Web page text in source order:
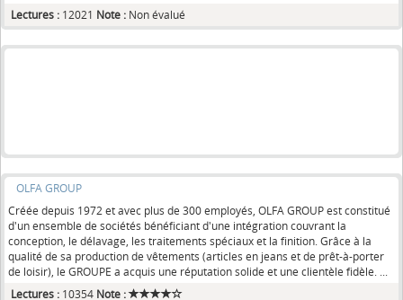
Lectures : 12021 Note : Non évalué
OLFA GROUP
Créée depuis 1972 et avec plus de 300 employés, OLFA GROUP est constitué
d'un ensemble de sociétés bénéficiant d'une intégration couvrant la
conception, le délavage, les traitements spéciaux et la finition. Grâce à la
qualité de sa production de vêtements (articles en jeans et de prêt-à-porter
de loisir), le GROUPE a acquis une réputation solide et une clientèle fidèle. ...
Lectures : 10354 Note :